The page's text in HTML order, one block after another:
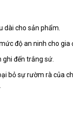
dài cho sản phẩm.
độ an ninh cho gia
đến trắng sứ.
bỏ sự rườm rà của